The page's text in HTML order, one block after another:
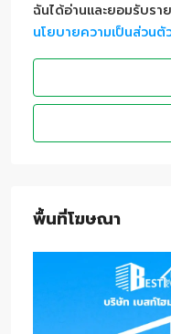
ฉันได้อ่านและยอมรับรา
นโยบายความเป็นส่วนตั
พื้นที่โฆษณา